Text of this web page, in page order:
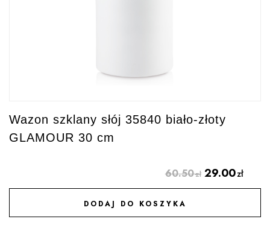
Wazon szklany słój 35840 biało-złoty
GLAMOUR 30 cm
60.50zł 29.00zł
DODAJ DO KOSZYKA
DODAJ DO ULUBIONYCH